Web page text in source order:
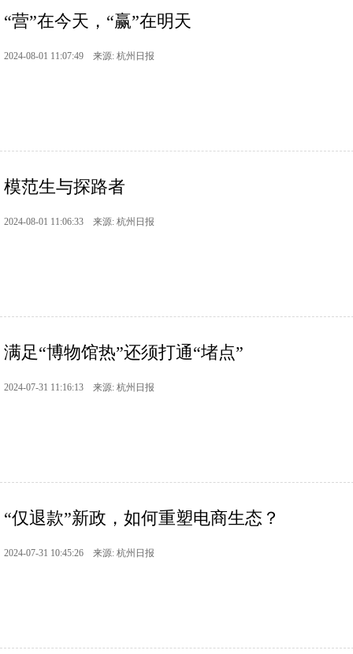
“营”在今天，“赢”在明天
2024-08-01 11:07:49 来源: 杭州日报
模范生与探路者
2024-08-01 11:06:33 来源: 杭州日报
满足“博物馆热”还须打通“堵点”
2024-07-31 11:16:13 来源: 杭州日报
“仅退款”新政，如何重塑电商生态？
2024-07-31 10:45:26 来源: 杭州日报